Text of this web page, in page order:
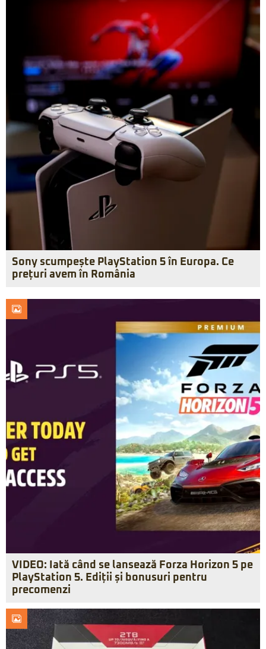
Sony scumpește PlayStation 5 în Europa. Ce
prețuri avem în România
VIDEO: Iată când se lansează Forza Horizon 5 pe
PlayStation 5. Ediții și bonusuri pentru
precomenzi